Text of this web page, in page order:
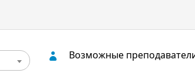
Возможные